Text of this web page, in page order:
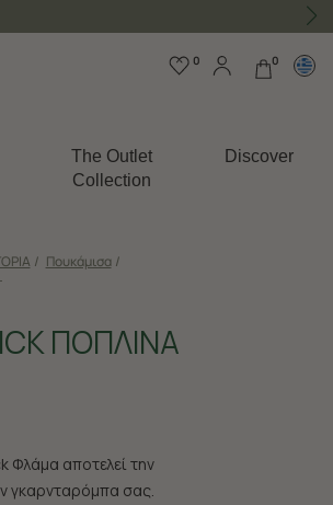
0 0
The Outlet
Collection
Discover
/ Πουκάμισα /
ΠΟΠΛΙΝΑ
αποτελεί την
γκαρνταρόμπα σας.